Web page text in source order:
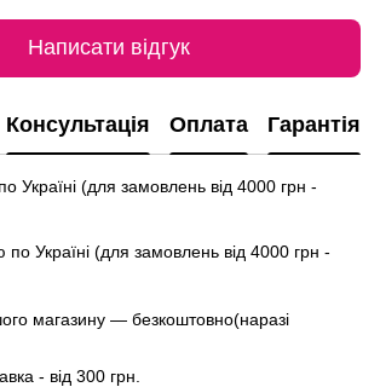
Написати відгук
Консультація Оплата Гарантія
(для замовлень від 4000 грн -
Україні (для замовлень від 4000 грн -
магазину — безкоштовно(наразі
- від 300 грн.